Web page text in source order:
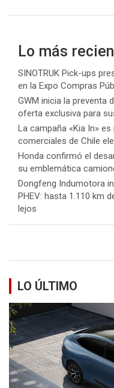
Lo más
SINOTRUK Pick-ups
en la Expo Compras
GWM inicia la preventa
oferta exclusiva para
La campaña «Kia In»
comerciales de Chile
Honda confirmó el
su emblemática
Dongfeng Indumotora
PHEV: hasta 1.110 km
lejos
LO ÚLTIMO